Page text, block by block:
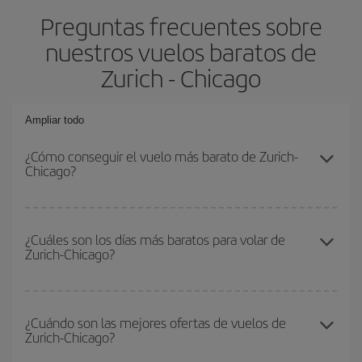
Preguntas frecuentes sobre
nuestros vuelos baratos de
Zurich - Chicago
Ampliar todo
¿Cómo conseguir el vuelo más barato de Zurich-
Chicago?
conseguir el vuelo más barato si evitas temporadas altas,
compras con antelación y puedes ser flexible con las fechas y
¿Cuáles son los días más baratos para volar de
Zurich-Chicago?
que empezar una consulta en nuestro
buscador de vuelos
baratos . Dinos desde dónde vuelas, a dónde quieres ir y en qué
¿Cuándo son las mejores ofertas de vuelos de
Zurich-Chicago?